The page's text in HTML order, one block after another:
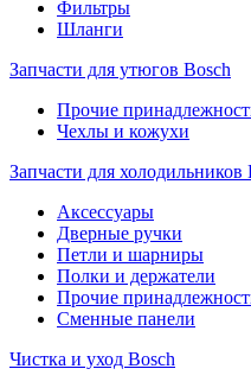
Фильтры
Шланги
Запчасти для утюгов Bosch
Прочие
Чехлы и кожухи
Запчасти для холодильников
Аксессуары
Дверные ручки
Петли и шарниры
Полки и держатели
Прочие
Сменные панели
Чистка и уход Bosch